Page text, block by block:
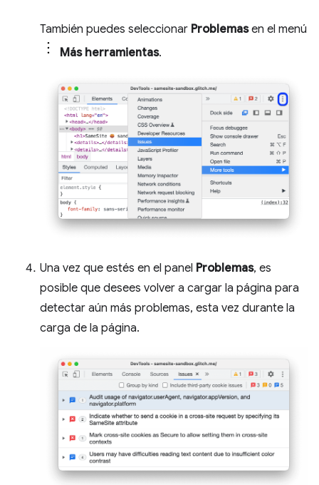
También puedes seleccionar Problemasen el menú
Más herramientas.
Una vez que estés en el panel Problemas, es
posible que desees volver a cargar la página para
detectar aún más problemas, esta vez durante la
carga de la página.